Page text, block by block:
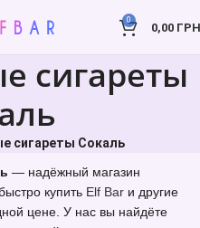
0
0,00
сигареты
сигареты Сокаль
— надёжный магазин
купить Elf Bar и другие
цене. У нас вы найдёте